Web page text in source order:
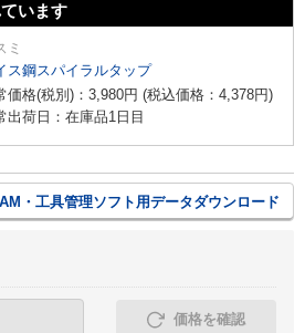
います
ミ
ス鋼スパイラルタップ
価格(税別)： 3,980円 (税込価格： 4,378円)
出荷日：在庫品1日目
・工具管理ソフト用データダウンロード
価格を確認